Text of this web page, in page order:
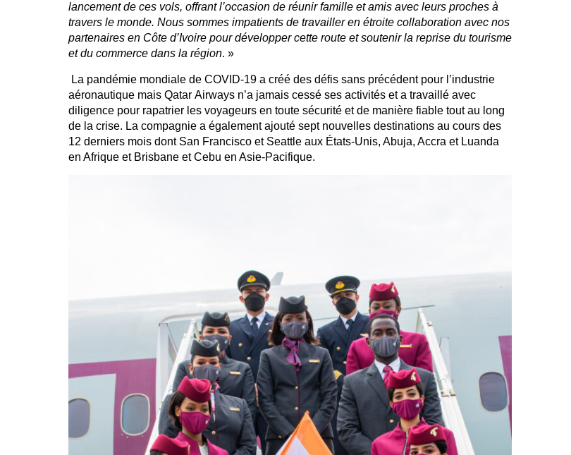
lancement de ces vols, offrant l’occasion de réunir famille et amis avec leurs proches à
travers le monde. Nous sommes impatients de travailler en étroite collaboration avec nos
partenaires en Côte d’Ivoire pour développer cette route et soutenir la reprise du tourisme
et du commerce dans la région. »
La pandémie mondiale de COVID-19 a créé des défis sans précédent pour l’industrie
aéronautique mais Qatar Airways n’a jamais cessé ses activités et a travaillé avec
diligence pour rapatrier les voyageurs en toute sécurité et de manière fiable tout au long
de la crise. La compagnie a également ajouté sept nouvelles destinations au cours des
12 derniers mois dont San Francisco et Seattle aux États-Unis, Abuja, Accra et Luanda
en Afrique et Brisbane et Cebu en Asie-Pacifique.